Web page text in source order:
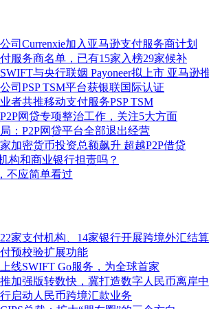
司Currenxie加入亚马逊支付服务商计划
服务商名单，已有15家入榜29家候补
与央行联姻 Payoneer拟上市 亚马逊
司PSP TSM平台获银联国际认证
者共推移动支付服务PSP TSM
网贷专项整治工作，关注5大方面
：P2P网贷平台全部退出经营
加密货币投资总额飙升 超越P2P借贷
构和商业银行担责吗？
不应简单看过
家支付机构、14家银行开展跨境外汇结
预校验扩展功能
线SWIFT Go服务，为全球首家
加强版转数快，冀打造数字人民币离岸
启动人民币跨境汇款业务